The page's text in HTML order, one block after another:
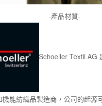
-產品材質-
Schoeller Textil AG
機能紡織品製造商，公司的起源